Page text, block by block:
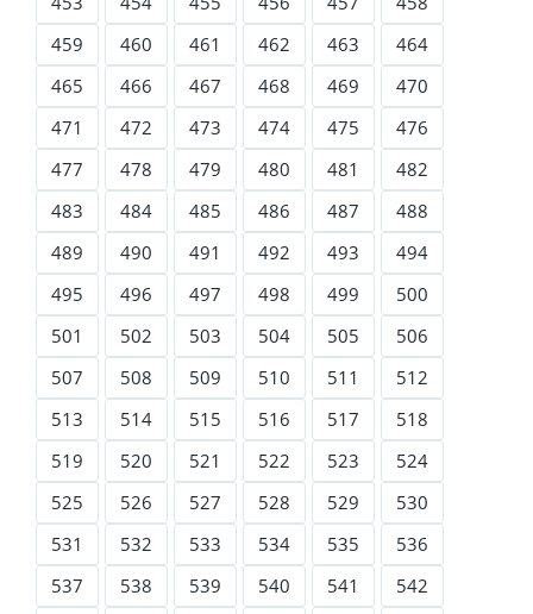
459
460 461 462 463
464
465
466 467 468 469
470
471
472 473 474 475
476
477
478 479 480 481
482
483
484 485 486 487
488
489
490 491 492 493
494
495
496 497 498 499
500
501
502 503 504 505
506
507
508 509 510 511
512
513
514 515 516 517
518
519
520 521 522 523
524
525
526 527 528 529
530
531
532 533 534 535
536
537
538 539 540 541
542